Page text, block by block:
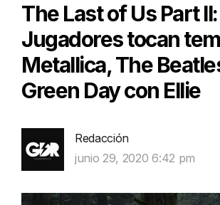
The Last of Us Part II:
Jugadores tocan
Metallica, The
Green Day con Ellie
Redacción
junio 29, 2020 6:42 pm